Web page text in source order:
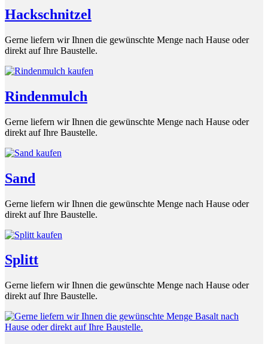
Hackschnitzel
Gerne liefern wir Ihnen die gewünschte Menge nach Hause oder
direkt auf Ihre Baustelle.
Rindenmulch
Gerne liefern wir Ihnen die gewünschte Menge nach Hause oder
direkt auf Ihre Baustelle.
Sand
Gerne liefern wir Ihnen die gewünschte Menge nach Hause oder
direkt auf Ihre Baustelle.
Splitt
Gerne liefern wir Ihnen die gewünschte Menge nach Hause oder
direkt auf Ihre Baustelle.